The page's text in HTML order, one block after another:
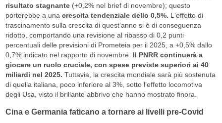
risultato stagnante(+0,2% nel brief di novembre); questo
porterebbe a una crescita tendenziale dello 0,5%. L'effetto di
trascinamento sulla crescita di quest’anno si è di conseguenza
ridotto, comportando una revisione al ribasso di 0,2 punti
percentuali delle previsioni di Prometeia per il 2025, a +0,5% dallo
0,7% indicato nel rapporto di novembre. Il PNRR continuerà a
giocare un ruolo cruciale, con spese previste superiori ai 40
miliardi nel 2025. Tuttavia, la crescita mondiale sarà più sostenuta
di quella italiana, poco inferiore al 3%, sotto l’effetto locomotiva
degli Usa, visto il brillante abbrivo che hanno mostrato finora.
Cina e Germania faticano a tornare ai livelli pre-Covid